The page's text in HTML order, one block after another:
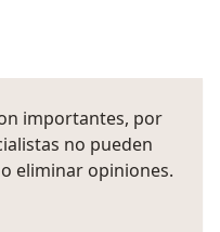
importantes, por
no pueden
eliminar opiniones.